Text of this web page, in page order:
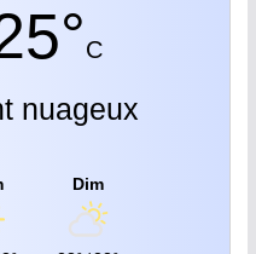
C
nuageux
Dim